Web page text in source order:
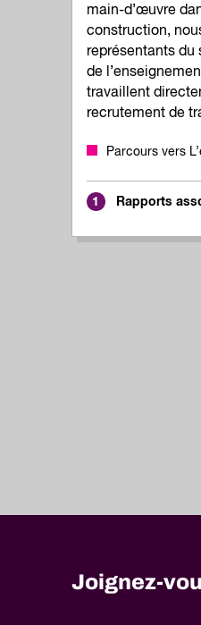
main-d’œuvre
construction,
représentants du
de
travaillent
recrutement de
Parcours vers
1 Rapports
Joignez-
No